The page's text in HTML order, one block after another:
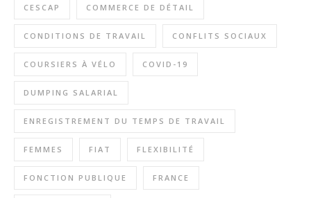
CESCAP COMMERCE DE DÉTAIL
CONDITIONS DE TRAVAIL CONFLITS SOCIAUX
COURSIERS À VÉLO COVID-19
DUMPING SALARIAL
ENREGISTREMENT DU TEMPS DE TRAVAIL
FEMMES FIAT FLEXIBILITÉ
FONCTION PUBLIQUE FRANCE